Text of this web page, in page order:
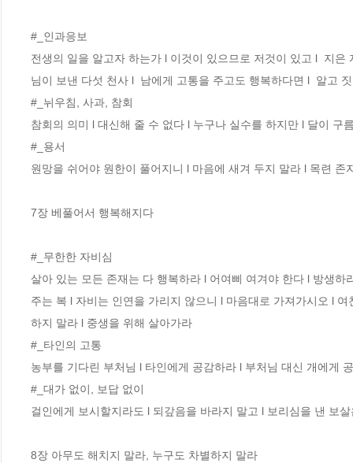
#_인과응보
전생의 일을 알고자 하는가 l 이것이 있으므로 저것이 있고 l  지
님이 보낸 다섯 천사 l  남에게 고통을 주고도 행복하다면 l  알고
#_뉘우침, 사과, 참회
참회의 의미 l 대신해 줄 수 없다 l 누구나 실수를 하지만 l 달이
#_용서
원망을 쉬어야 원한이 풀어지니 l 마음에 새겨 두지 말라 l 목련
7장 베풀어서 행복해지다
#_무한한 자비심
살아 있는 모든 존재는 다 행복하라 l 어여삐 여겨야 한다 l 방생
주는 복 l 자비는 인연을 가리지 않으니 l 마음대로 가져가시오 l
하지 말라 l 중생을 위해 살아가라
#_타인의 고통
농부를 기다린 부처님 l 타인에게 공감하라 l 부처님 대신 개에게
#_대가 없이, 보답 없이
걸인에게 보시할지라도 l 되갚음을 바라지 말고 l 보리심을 낸 보
8장 아무도 해치지 말라, 누구도 차별하지 말라